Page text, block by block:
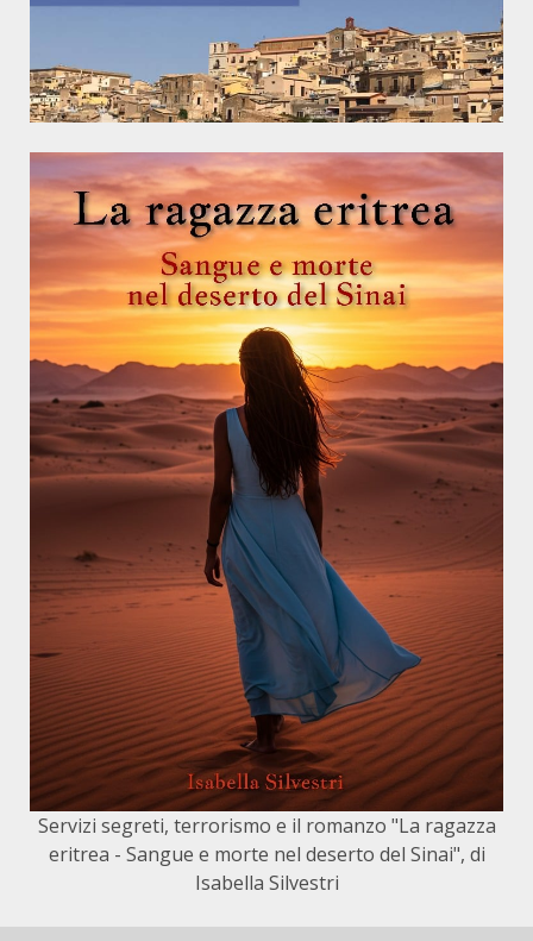
Servizi segreti, terrorismo e il romanzo "La ragazza
eritrea - Sangue e morte nel deserto del Sinai", di
Isabella Silvestri